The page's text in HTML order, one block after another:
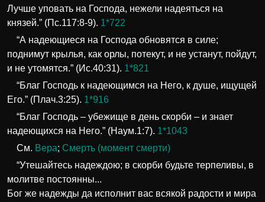
Лучше уповать на Господа, нежели надеяться на
князей.” (Пс.117:8-9). 1*722
“А надеющиеся на Господа обновятся в силе;
поднимут крылья, как орлы, потекут, и не устанут, пойдут,
и не утомятся.” (Ис.40:31). 1*821
“Благ Господь к надеющимся на Него, к душе, ищущей
Его.” (Плач.3:25). 1*916
“Благ Господь – убежище в день скорби – и знает
надеющихся на Него.” (Наум.1:7). 1*1043
См. Вера; Смерть (момент смерти)
“Утешайтесь надеждою; в скорби будьте терпеливы, в
молитве постоянны...
Бог же надежды да исполнит вас всякой радости и мира